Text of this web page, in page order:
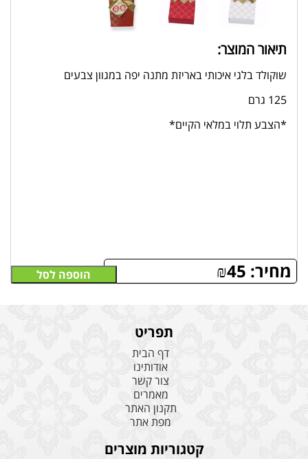
תיאור המוצר:
שוקולד בלגי איכותי באריזת מתנה יפה במגוון צבעים
125 גרם
*הצבע תלוי במלאי הקיים*
מחיר: ₪45 הוספה לסל
תפריט
דף הבית
אודותינו
צור קשר
מאמרים
תקנון האתר
מפת אתר
קטגוריות מוצרים